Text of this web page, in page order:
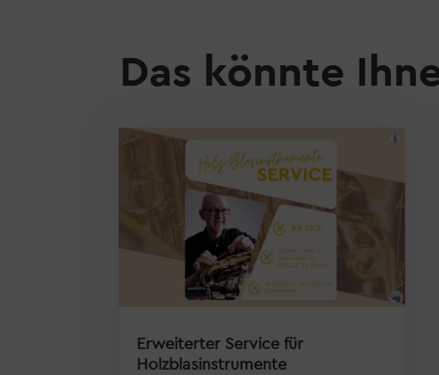
Das könnte
Erweiterter Service für
Holzblasinstrumente